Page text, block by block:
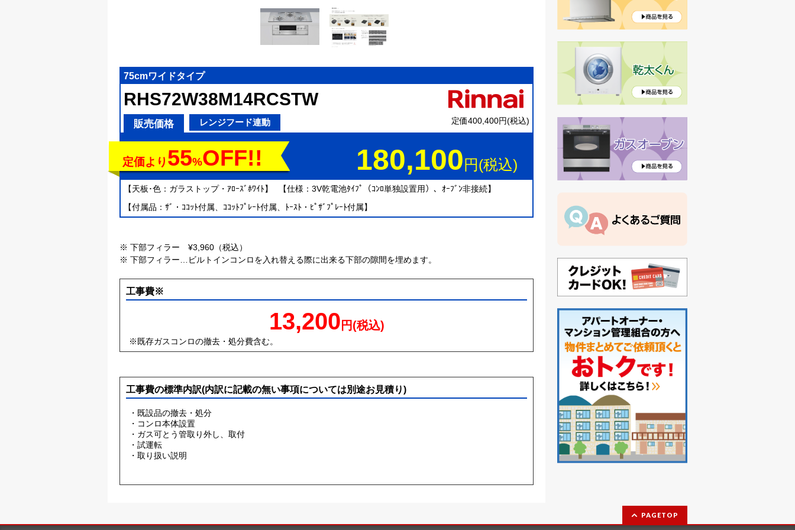
75cmワイドタイプ
RHS72W38M14RCSTW
販売価格 レンジフード連動 定価400,400円(税込)
定価より 55%OFF!! 180,100 円(税込)
【天板･色：ガラストップ・ｱﾛｰｽﾞﾎﾜｲﾄ】
【仕様：3V乾電池ﾀｲﾌﾟ（ｺﾝﾛ単独設置用）、ｵｰﾌﾞﾝ非接続】
【付属品：ｻﾞ・ｺｺｯﾄ付属、ｺｺｯﾄﾌﾟﾚｰﾄ付属、ﾄｰｽﾄ・ﾋﾟｻﾞﾌﾟﾚｰﾄ付属】
※ 下部フィラー ¥3,960（税込）
※ 下部フィラー…ビルトインコンロを入れ替える際に出来る下部の隙間を埋めます。
工事費※
13,200 円(税込)
※既存ガスコンロの撤去・処分費含む。
工事費の標準内訳(内訳に記載の無い事項については別途お見積り)
・既設品の撤去・処分
・コンロ本体設置
・ガス可とう管取り外し、取付
・試運転
・取り扱い説明
PAGETOP